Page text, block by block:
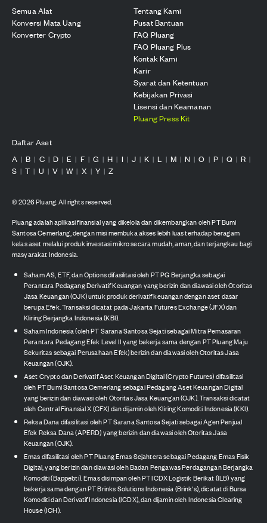
Semua Alat
Konversi Mata Uang
Konverter Crypto
Tentang Kami
Pusat Bantuan
FAQ Pluang
FAQ Pluang Plus
Kontak Kami
Karir
Syarat dan Ketentuan
Kebijakan Privasi
Lisensi dan Keamanan
Pluang Press Kit
Daftar Aset
A | B | C | D | E | F | G | H | I | J | K | L | M | N | O | P | Q | R |
S | T | U | V | W | X | Y | Z
©2026Pluang. All rights reserved.
Pluang adalah aplikasi finansial yang dikelola dan dikembangkan oleh PT Bumi
Santosa Cemerlang, dengan misi membuka akses lebih luas terhadap beragam
kelas aset melalui produk investasi mikro secara mudah, aman, dan terjangkau bagi
masyarakat Indonesia.
Saham AS, ETF, dan Options difasilitasi oleh PT PG Berjangka sebagai
Perantara Pedagang Derivatif Keuangan yang berizin dan diawasi oleh Otoritas
Jasa Keuangan (OJK) untuk produk derivatif keuangan dengan aset dasar
berupa Efek. Transaksi dicatat pada Jakarta Futures Exchange (JFX) dan
Kliring Berjangka Indonesia (KBI).
Saham Indonesia (oleh PT Sarana Santosa Sejati sebagai Mitra Pemasaran
Perantara Pedagang Efek Level II yang bekerja sama dengan PT Pluang Maju
Sekuritas sebagai Perusahaan Efek) berizin dan diawasi oleh Otoritas Jasa
Keuangan (OJK).
Aset Crypto dan Derivatif Aset Keuangan Digital (Crypto Futures) difasilitasi
oleh PT Bumi Santosa Cemerlang sebagai Pedagang Aset Keuangan Digital
yang berizin dan diawasi oleh Otoritas Jasa Keuangan (OJK). Transaksi dicatat
oleh Central Finansial X (CFX) dan dijamin oleh Kliring Komoditi Indonesia (KKI).
Reksa Dana difasilitasi oleh PT Sarana Santosa Sejati sebagai Agen Penjual
Efek Reksa Dana (APERD) yang berizin dan diawasi oleh Otoritas Jasa
Keuangan (OJK).
Emas difasilitasi oleh PT Pluang Emas Sejahtera sebagai Pedagang Emas Fisik
Digital, yang berizin dan diawasi oleh Badan Pengawas Perdagangan Berjangka
Komoditi (Bappebti). Emas disimpan oleh PT ICDX Logistik Berikat (ILB) yang
bekerja sama dengan PT Brinks Solutions Indonesia (Brink's), dicatat di Bursa
Komoditi dan Derivatif Indonesia (ICDX), dan dijamin oleh Indonesia Clearing
House (ICH).